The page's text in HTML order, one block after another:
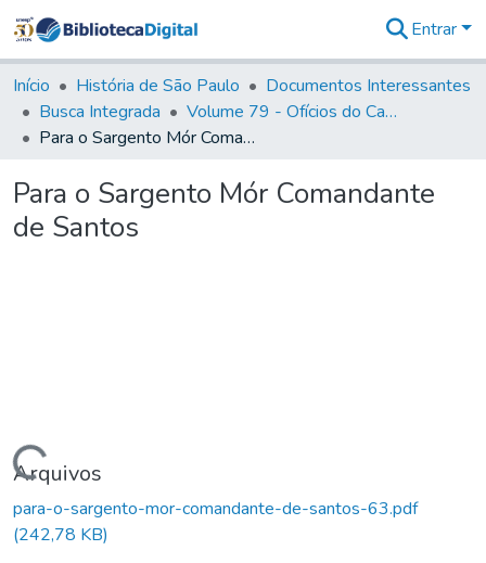
&
Coleções
Tudo na
Biblioteca
Estatísticas
Entrar
Início História de São Paulo
Documentos Interessantes
Busca Integrada
Volume 79 - Ofícios do Capitão General Martim Lopes Lobo de Saldanha (1777)
Para o Sargento Mór Comandante de Santos
Para o Sargento Mór Comandante
de Santos
Carregando...
Arquivos
para-o-sargento-mor-comandante-de-santos-63.pdf
(242,78 KB)